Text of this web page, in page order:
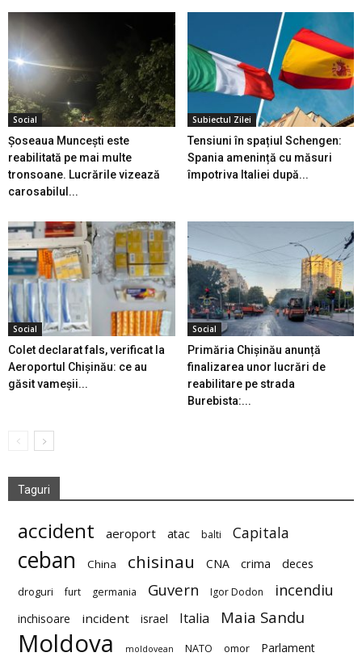
Social
Șoseaua Muncești este
reabilitată pe mai multe
tronsoane. Lucrările vizează
carosabilul...
Subiectul Zilei
Tensiuni în spațiul Schengen:
Spania amenință cu măsuri
împotriva Italiei după...
Social
Colet declarat fals, verificat la
Aeroportul Chișinău: ce au
găsit vameșii...
Social
Primăria Chișinău anunță
finalizarea unor lucrări de
reabilitare pe strada
Burebista:...
Taguri
accident aeroport atac balti Capitala
ceban China chisinau CNA crima deces
droguri furt germania Guvern Igor Dodon incendiu
inchisoare incident israel Italia Maia Sandu
Moldova moldovean NATO omor Parlament